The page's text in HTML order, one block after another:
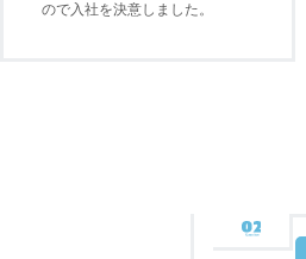
ので入社を決意しました。